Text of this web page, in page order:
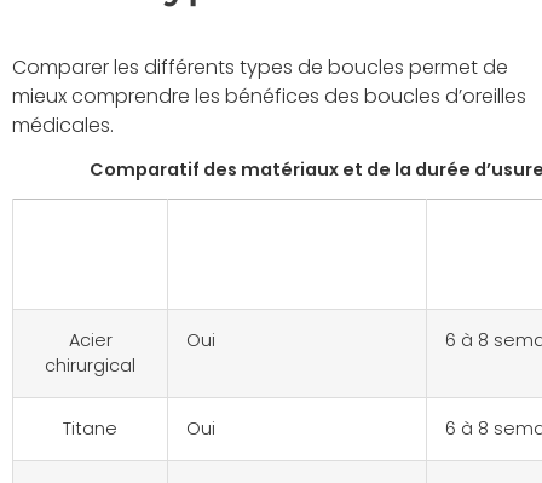
Comparer les différents types de boucles permet de
mieux comprendre les bénéfices des boucles d’oreilles
médicales.
Comparatif des matériaux et de la durée
Acier
chirurgical
Oui 6 à 8
Titane Oui 6 à 8